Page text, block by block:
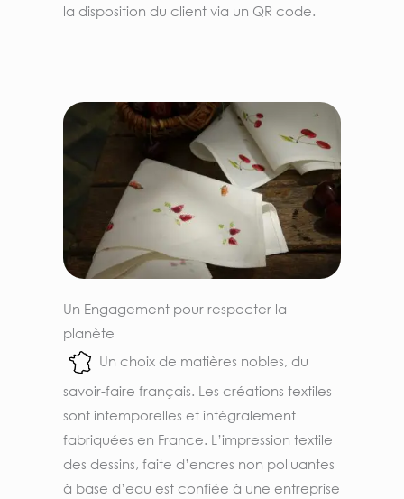
la disposition du client via un QR code.
Un Engagement pour respecter la
planète
Un choix de matières nobles, du
savoir-faire français. Les créations textiles
sont intemporelles et intégralement
fabriquées en France. L’impression textile
des dessins, faite d’encres non polluantes
à base d’eau est confiée à une entreprise